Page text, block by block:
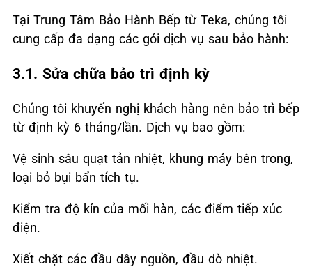
Tại Trung Tâm Bảo Hành Bếp từ Teka, chúng tôi
cung cấp đa dạng các gói dịch vụ sau bảo hành:
3.1. Sửa chữa bảo trì định kỳ
Chúng tôi khuyến nghị khách hàng nên bảo trì bếp
từ định kỳ 6 tháng/lần. Dịch vụ bao gồm:
Vệ sinh sâu quạt tản nhiệt, khung máy bên trong,
loại bỏ bụi bẩn tích tụ.
Kiểm tra độ kín của mối hàn, các điểm tiếp xúc
điện.
Xiết chặt các đầu dây nguồn, đầu dò nhiệt.